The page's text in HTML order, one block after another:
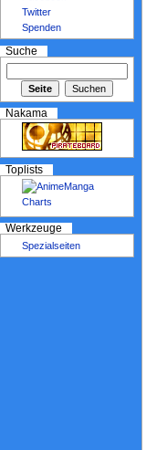
Facebook
Twitter
Spenden
Suche
Nakama
Toplists
Werkzeuge
Spezialseiten